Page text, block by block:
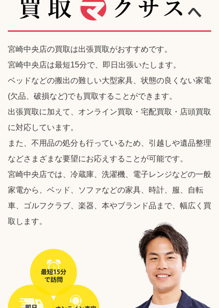
へ
宮崎中央店の買取は出張買取がおすすめです。
宮崎中央店は最短15分で、即日出張いたします。
ベッドなどの搬出の難しい大型家具、状態の良くない家電
(欠品、破損など)でも買取することができます。
出張買取に加えて、オンライン買取・宅配買取・店頭買取
に対応しています。
また、不用品の処分も行っているため、引越しや遺品整理
などさまざまな要望にお応えすることが可能です。
宮崎中央店では、冷蔵庫、洗濯機、電子レンジなどの一般
家電から、ベッド、ソファなどの家具、時計、服、自転
車、ゴルフクラブ、楽器、本やブランド品まで、幅広く買
取します。